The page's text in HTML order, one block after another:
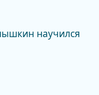
научился